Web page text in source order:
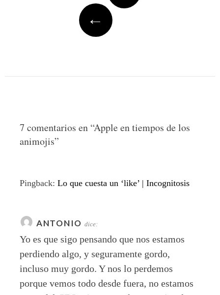
←
7 comentarios en “Apple en tiempos de los
animojis”
Pingback: Lo que cuesta un ‘like’ | Incognitosis
ANTONIO dice:
Yo es que sigo pensando que nos estamos
perdiendo algo, y seguramente gordo,
incluso muy gordo. Y nos lo perdemos
porque vemos todo desde fuera, no estamos